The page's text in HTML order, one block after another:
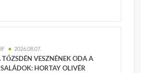
2026.08.07.
TŐZSDÉN VESZNÉNEK ODA A
HORTAY OLIVÉR